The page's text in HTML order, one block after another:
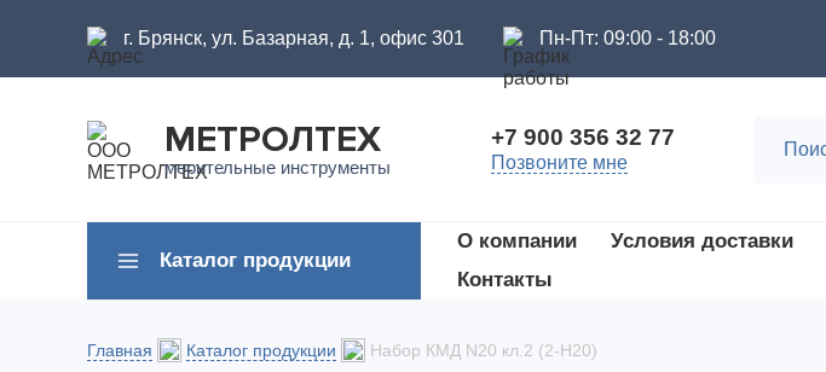
г. Брянск, ул. Базарная, д. 1, офис 301 Пн-Пт: 09:00 - 18:00
МЕТРОЛТЕХ
мерительные инструменты
+7 900 356 32 77
Позвоните мне
Каталог продукции
О компании Условия доставки
Контакты
Главная Каталог продукции Набор КМД N20 кл.2 (2-Н20)